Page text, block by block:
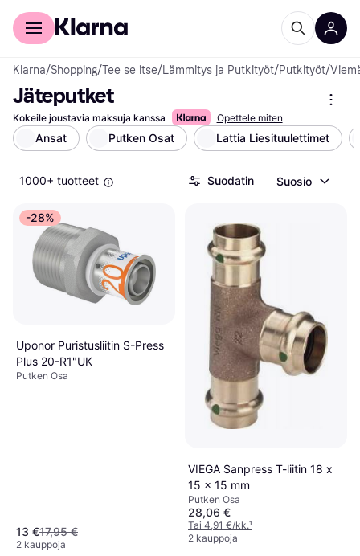
Kuluttajille
Klarna/Shopping/Tee se itse/Lämmitys ja Putkityöt/Putkityöt/
Jäteputket
Kokeile joustavia maksuja kanssa Opettele miten
Ansat Putken Osat Lattia Liesituulettimet
1000+ tuotteet Suodatin Suosio
-28%
Uponor Puristusliitin S-Press
Plus 20-R1"UK
Putken Osa
13 €17,95 €
2 kauppoja
VIEGA Sanpress T-liitin 18 x
15 x 15 mm
Putken Osa
28,06 €
Tai 4,91 €/kk.¹
2 kauppoja